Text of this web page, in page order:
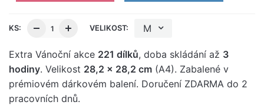
KS: VELIKOST: M
Extra Vánoční akce 221 dílků, doba skládání až 3
hodiny. Velikost 28,2 x 28,2 cm (A4). Zabalené v
prémiovém dárkovém balení. Doručení ZDARMA do 2
pracovních dnů.